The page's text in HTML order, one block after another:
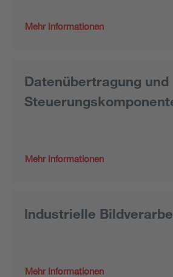
Mehr Informationen
Datenübertragung und
Mehr Informationen
Industrielle
Mehr Informationen